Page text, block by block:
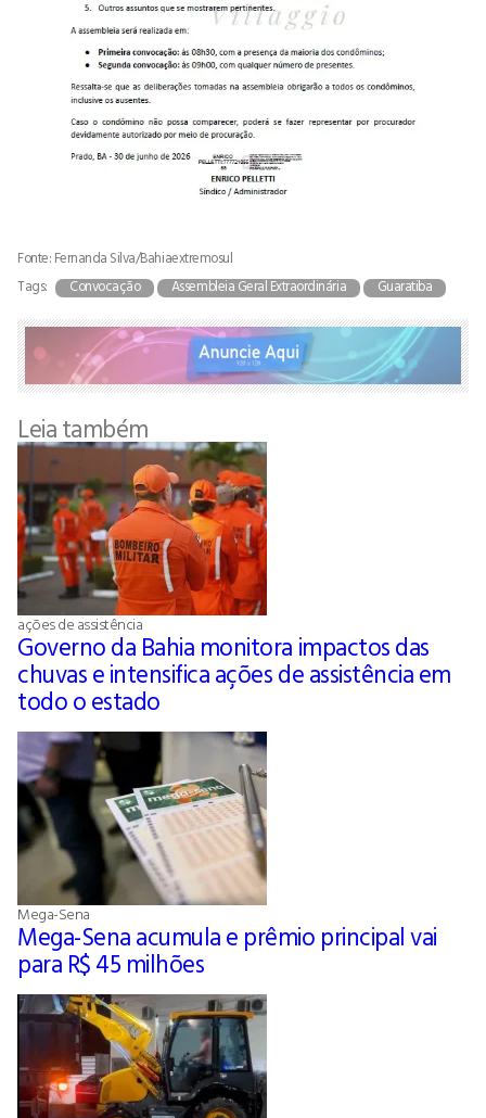
Fonte: Fernanda Silva/Bahiaextremosul
Tags:
Convocação Assembleia Geral Extraordinária Guaratiba
Leia também
ações de assistência
Governo da Bahia monitora impactos das
chuvas e intensifica ações de assistência em
todo o estado
Mega-Sena
Mega-Sena acumula e prêmio principal vai
para R$ 45 milhões